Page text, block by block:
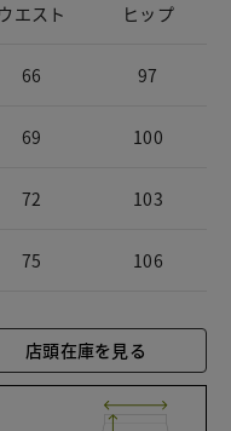
ウエスト ヒップ
66 97
69 100
72 103
75 106
店頭在庫を見る